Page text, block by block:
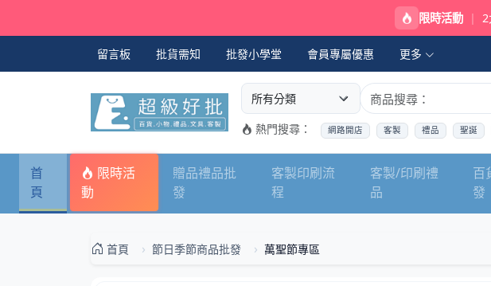
限時活動 | 2
留言板 批貨需知 批發小學堂 會員專屬優惠 更多
選擇商品分類
搜尋商品關鍵字
熱門搜尋： 網路開店 客製 禮品 聖誕
首
頁
限時活
動
贈品禮品批
發
客製印刷流
程
客製/印刷禮
品
百
發
首頁 節日季節商品批發 萬聖節專區